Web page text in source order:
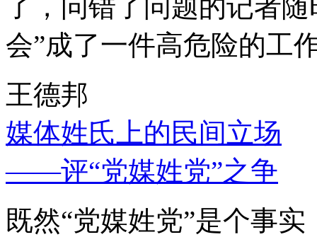
了，问错了问题的记者
会”成了一件高危险的工
王德邦
媒体姓氏上的民间立场
——评“党媒姓党”之争
既然“党媒姓党”是个事